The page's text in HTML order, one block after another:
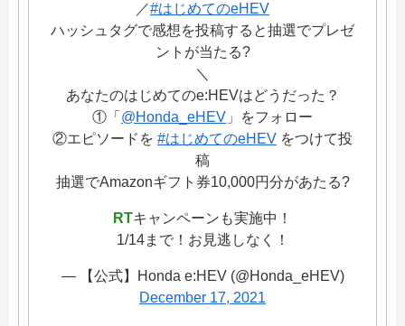
／#はじめてのeHEV
ハッシュタグで感想を投稿すると抽選でプレゼ
ントが当たる?
＼
あなたのはじめてのe:HEVはどうだった？
①「 @Honda_eHEV 」をフォロー
②エピソードを #はじめてのeHEV をつけて投
稿
抽選でAmazonギフト券10,000円分があたる?
RTキャンペーンも実施中！
1/14まで！お見逃しなく！
— 【公式】Honda e:HEV (@Honda_eHEV)
December 17, 2021